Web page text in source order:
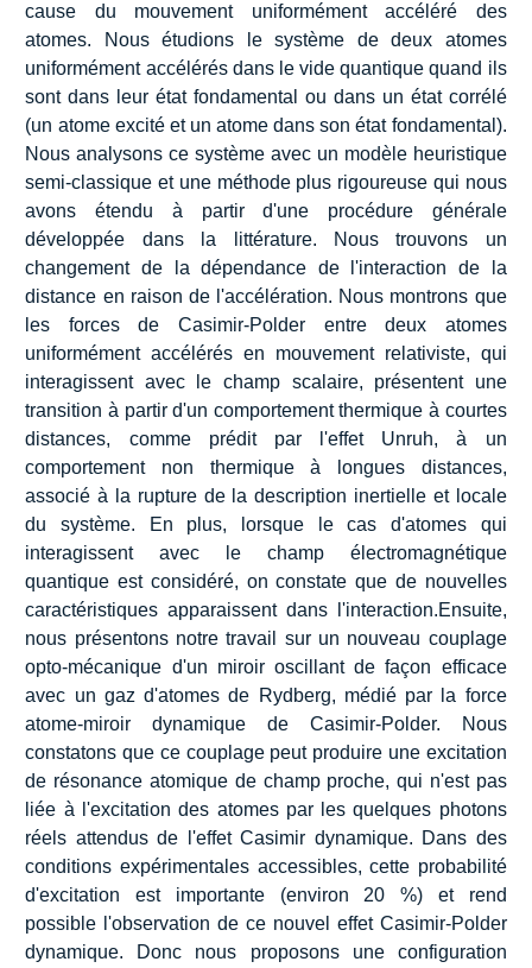
cause du mouvement uniformément accéléré des
atomes. Nous étudions le système de deux atomes
uniformément accélérés dans le vide quantique quand ils
sont dans leur état fondamental ou dans un état corrélé
(un atome excité et un atome dans son état fondamental).
Nous analysons ce système avec un modèle heuristique
semi-classique et une méthode plus rigoureuse qui nous
avons étendu à partir d'une procédure générale
développée dans la littérature. Nous trouvons un
changement de la dépendance de l'interaction de la
distance en raison de l'accélération. Nous montrons que
les forces de Casimir-Polder entre deux atomes
uniformément accélérés en mouvement relativiste, qui
interagissent avec le champ scalaire, présentent une
transition à partir d'un comportement thermique à courtes
distances, comme prédit par l'effet Unruh, à un
comportement non thermique à longues distances,
associé à la rupture de la description inertielle et locale
du système. En plus, lorsque le cas d'atomes qui
interagissent avec le champ électromagnétique
quantique est considéré, on constate que de nouvelles
caractéristiques apparaissent dans l'interaction.Ensuite,
nous présentons notre travail sur un nouveau couplage
opto-mécanique d'un miroir oscillant de façon efficace
avec un gaz d'atomes de Rydberg, médié par la force
atome-miroir dynamique de Casimir-Polder. Nous
constatons que ce couplage peut produire une excitation
de résonance atomique de champ proche, qui n'est pas
liée à l'excitation des atomes par les quelques photons
réels attendus de l'effet Casimir dynamique. Dans des
conditions expérimentales accessibles, cette probabilité
d'excitation est importante (environ 20 %) et rend
possible l'observation de ce nouvel effet Casimir-Polder
dynamique. Donc nous proposons une configuration